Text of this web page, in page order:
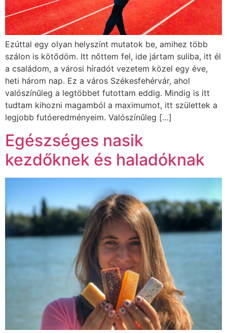
Ezúttal egy olyan helyszínt mutatok be, amihez több
szálon is kötődöm. Itt nőttem fel, ide jártam suliba, itt él
a családom, a városi híradót vezetem közel egy éve,
heti három nap. Ez a város Székesfehérvár, ahol
valószínűleg a legtöbbet futottam eddig. Mindig is itt
tudtam kihozni magamból a maximumot, itt születtek a
legjobb futóeredményeim. Valószínűleg […]
Egészséges nasik
kezdőknek és haladóknak